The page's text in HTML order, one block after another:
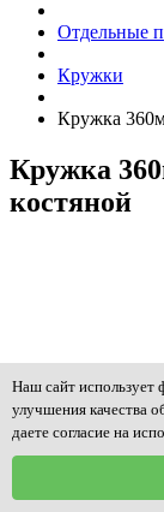
Отдельные
Кружки
Кружка
Кружка
костяной
Наш сайт использует
улучшения качества
даете согласие на